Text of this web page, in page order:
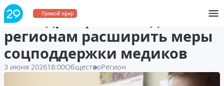
Прямой эфир
Минздрав рекомендовал
регионам расширить меры
соцподдержки медиков
3 июня 202618:00ОбществоРегион